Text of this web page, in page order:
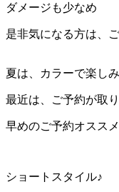
ダメージも少なめ
是非気になる方は、
夏は、カラーで楽し
最近は、ご予約が取
早めのご予約オスス
ショートスタイル♪